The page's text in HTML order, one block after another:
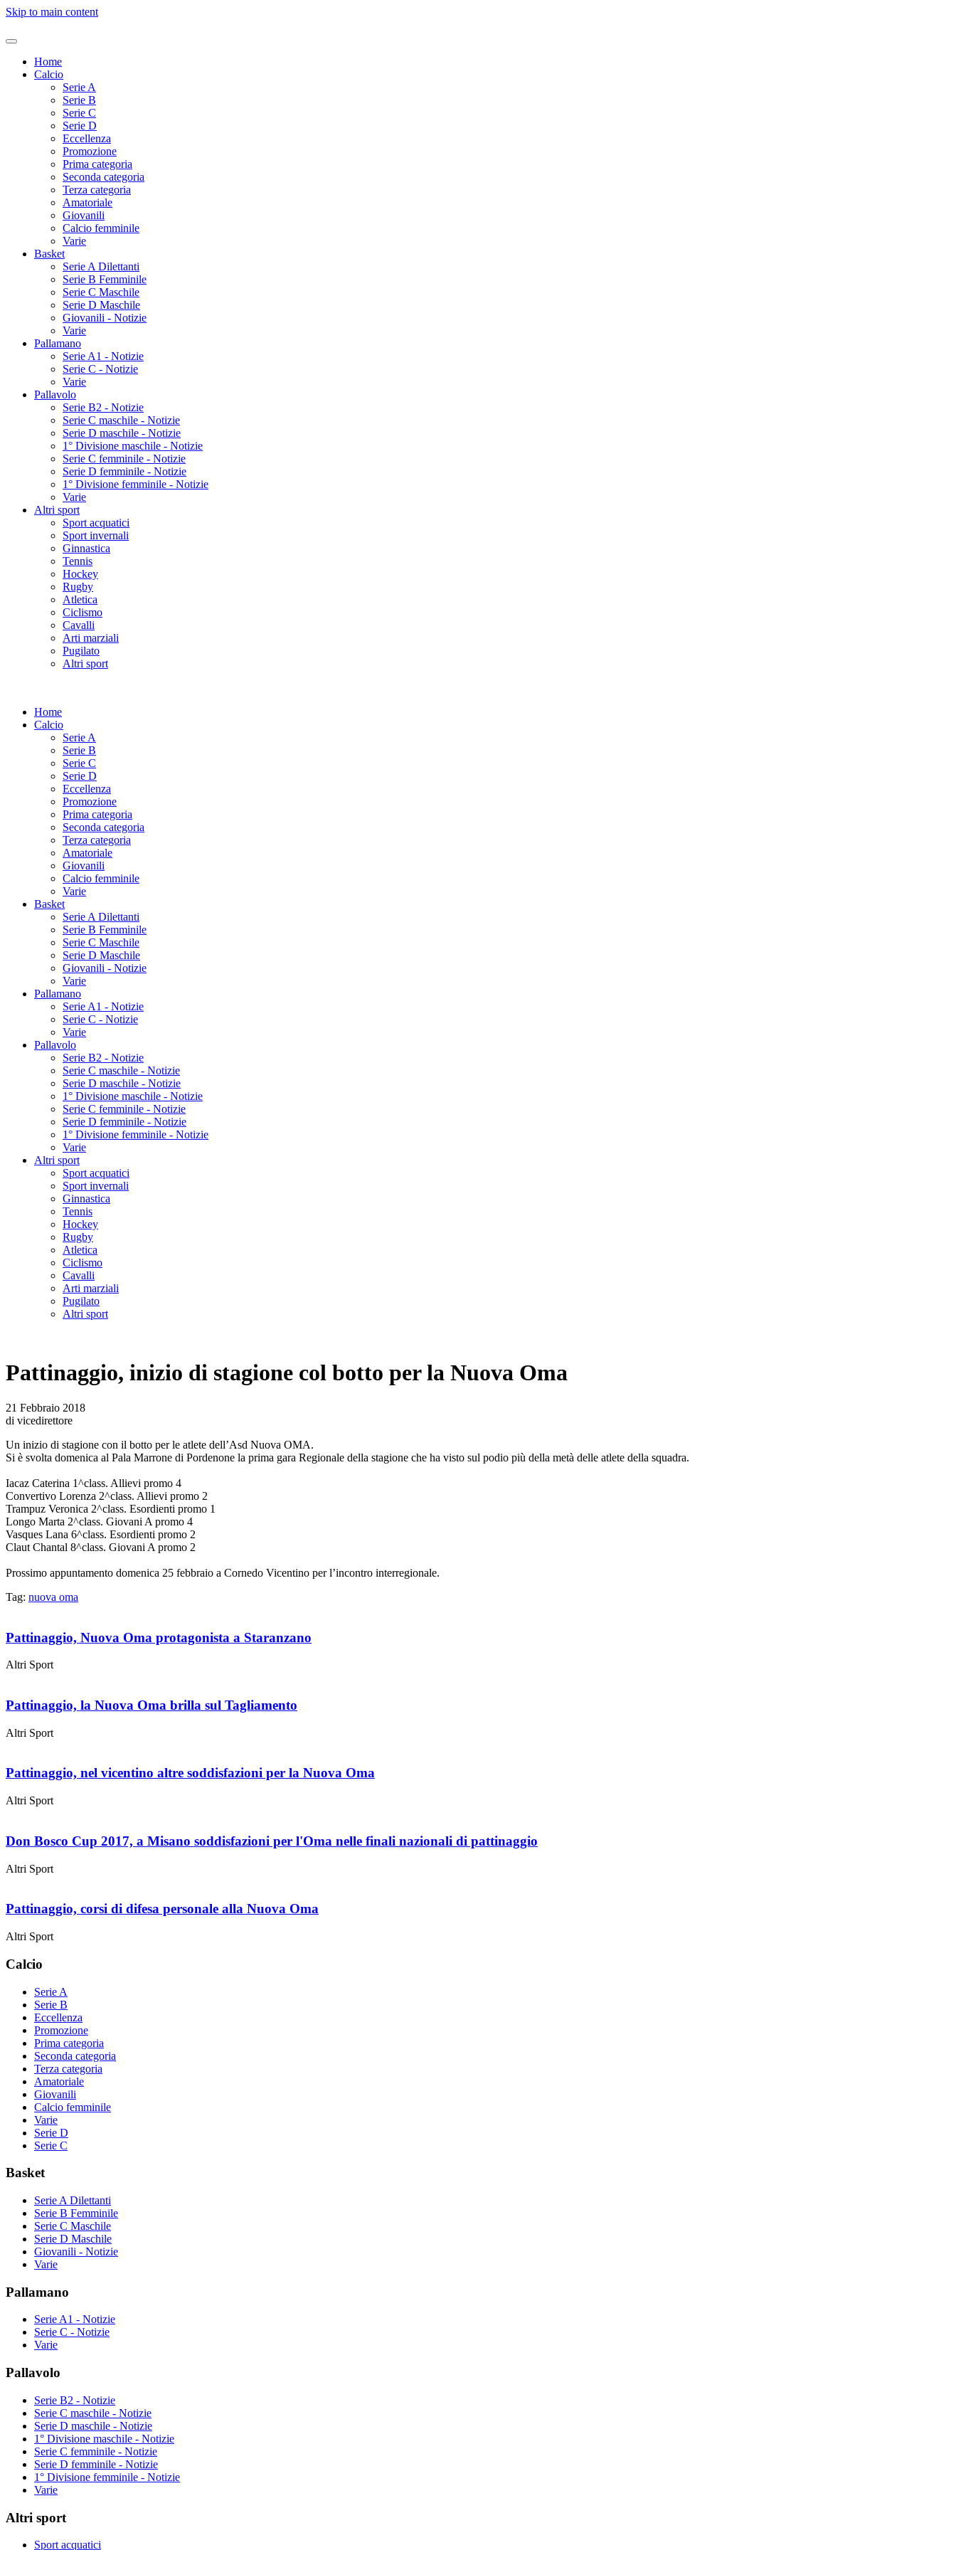
Skip to main content
Home
Calcio
Serie A
Serie B
Serie C
Serie D
Eccellenza
Promozione
Prima categoria
Seconda categoria
Terza categoria
Amatoriale
Giovanili
Calcio femminile
Varie
Basket
Serie A Dilettanti
Serie B Femminile
Serie C Maschile
Serie D Maschile
Giovanili - Notizie
Varie
Pallamano
Serie A1 - Notizie
Serie C - Notizie
Varie
Pallavolo
Serie B2 - Notizie
Serie C maschile - Notizie
Serie D maschile - Notizie
1° Divisione maschile - Notizie
Serie C femminile - Notizie
Serie D femminile - Notizie
1° Divisione femminile - Notizie
Varie
Altri sport
Sport acquatici
Sport invernali
Ginnastica
Tennis
Hockey
Rugby
Atletica
Ciclismo
Cavalli
Arti marziali
Pugilato
Altri sport
Home
Calcio
Serie A
Serie B
Serie C
Serie D
Eccellenza
Promozione
Prima categoria
Seconda categoria
Terza categoria
Amatoriale
Giovanili
Calcio femminile
Varie
Basket
Serie A Dilettanti
Serie B Femminile
Serie C Maschile
Serie D Maschile
Giovanili - Notizie
Varie
Pallamano
Serie A1 - Notizie
Serie C - Notizie
Varie
Pallavolo
Serie B2 - Notizie
Serie C maschile - Notizie
Serie D maschile - Notizie
1° Divisione maschile - Notizie
Serie C femminile - Notizie
Serie D femminile - Notizie
1° Divisione femminile - Notizie
Varie
Altri sport
Sport acquatici
Sport invernali
Ginnastica
Tennis
Hockey
Rugby
Atletica
Ciclismo
Cavalli
Arti marziali
Pugilato
Altri sport
Pattinaggio, inizio di stagione col botto per la Nuova Oma
21 Febbraio 2018
di vicedirettore
Un inizio di stagione con il botto per le atlete dell’Asd Nuova OMA.
Si è svolta domenica al Pala Marrone di Pordenone la prima gara Regionale della stagione che ha visto sul podio più della metà delle atlete della squadra.
Iacaz Caterina 1^class. Allievi promo 4
Convertivo Lorenza 2^class. Allievi promo 2
Trampuz Veronica 2^class. Esordienti promo 1
Longo Marta 2^class. Giovani A promo 4
Vasques Lana 6^class. Esordienti promo 2
Claut Chantal 8^class. Giovani A promo 2
Prossimo appuntamento domenica 25 febbraio a Cornedo Vicentino per l’incontro interregionale.
Tag: nuova oma
Pattinaggio, Nuova Oma protagonista a Staranzano
Altri Sport
Pattinaggio, la Nuova Oma brilla sul Tagliamento
Altri Sport
Pattinaggio, nel vicentino altre soddisfazioni per la Nuova Oma
Altri Sport
Don Bosco Cup 2017, a Misano soddisfazioni per l'Oma nelle finali nazionali di pattinaggio
Altri Sport
Pattinaggio, corsi di difesa personale alla Nuova Oma
Altri Sport
Calcio
Serie A
Serie B
Eccellenza
Promozione
Prima categoria
Seconda categoria
Terza categoria
Amatoriale
Giovanili
Calcio femminile
Varie
Serie D
Serie C
Basket
Serie A Dilettanti
Serie B Femminile
Serie C Maschile
Serie D Maschile
Giovanili - Notizie
Varie
Pallamano
Serie A1 - Notizie
Serie C - Notizie
Varie
Pallavolo
Serie B2 - Notizie
Serie C maschile - Notizie
Serie D maschile - Notizie
1° Divisione maschile - Notizie
Serie C femminile - Notizie
Serie D femminile - Notizie
1° Divisione femminile - Notizie
Varie
Altri sport
Sport acquatici